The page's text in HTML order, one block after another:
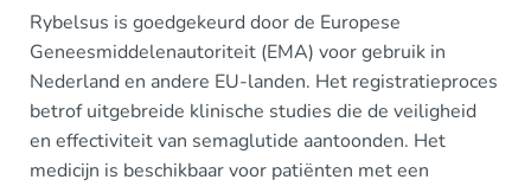
Rybelsus is goedgekeurd door de Europese
Geneesmiddelenautoriteit (EMA) voor gebruik in
Nederland en andere EU-landen. Het registratieproces
betrof uitgebreide klinische studies die de veiligheid
en effectiviteit van semaglutide aantoonden. Het
medicijn is beschikbaar voor patiënten met een